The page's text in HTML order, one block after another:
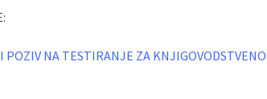
POZIV NA TESTIRANJE ZA